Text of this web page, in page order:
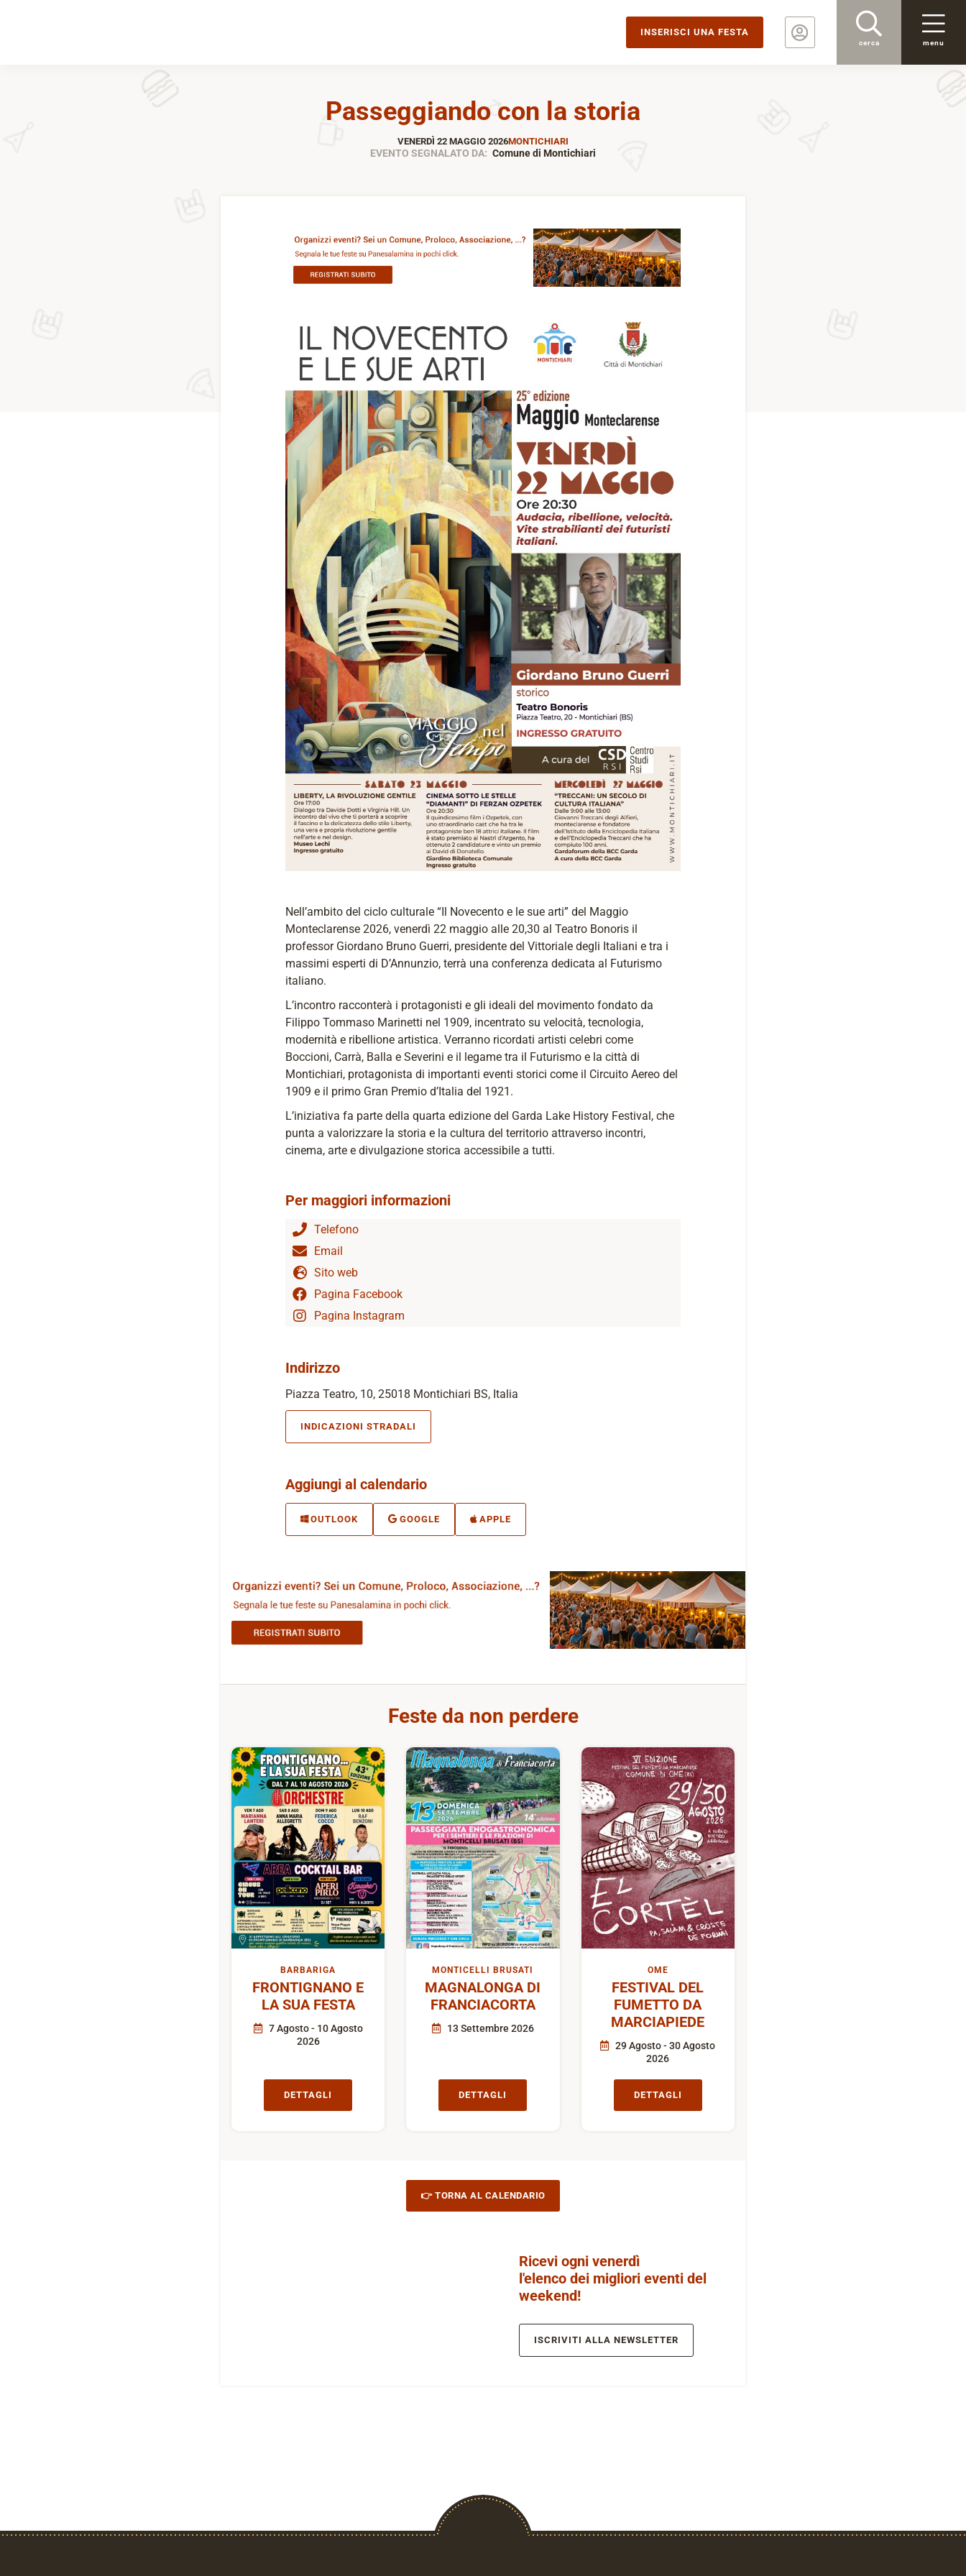
INSERISCI UNA FESTA
cerca menu
Passeggiando con la storia
VENERDÌ 22 MAGGIO 2026MONTICHIARI
EVENTO SEGNALATO DA: Comune di Montichiari
Nell’ambito del ciclo culturale “Il Novecento e le sue arti” del Maggio
Monteclarense 2026, venerdì 22 maggio alle 20,30 al Teatro Bonoris il
professor Giordano Bruno Guerri, presidente del Vittoriale degli Italiani e tra i
massimi esperti di D’Annunzio, terrà una conferenza dedicata al Futurismo
italiano.
L’incontro racconterà i protagonisti e gli ideali del movimento fondato da
Filippo Tommaso Marinetti nel 1909, incentrato su velocità, tecnologia,
modernità e ribellione artistica. Verranno ricordati artisti celebri come
Boccioni, Carrà, Balla e Severini e il legame tra il Futurismo e la città di
Montichiari, protagonista di importanti eventi storici come il Circuito Aereo del
1909 e il primo Gran Premio d’Italia del 1921.
L’iniziativa fa parte della quarta edizione del Garda Lake History Festival, che
punta a valorizzare la storia e la cultura del territorio attraverso incontri,
cinema, arte e divulgazione storica accessibile a tutti.
Per maggiori informazioni
Telefono
Email
Sito web
Pagina Facebook
Pagina Instagram
Indirizzo
Piazza Teatro, 10, 25018 Montichiari BS, Italia
INDICAZIONI STRADALI
Aggiungi al calendario
OUTLOOK GOOGLE APPLE
Feste da non perdere
BARBARIGA
FRONTIGNANO E
LA SUA FESTA
7 Agosto - 10 Agosto
2026
DETTAGLI
MONTICELLI BRUSATI
MAGNALONGA DI
FRANCIACORTA
13 Settembre 2026
DETTAGLI
OME
FESTIVAL DEL
FUMETTO DA
MARCIAPIEDE
29 Agosto - 30 Agosto
2026
DETTAGLI
👉 TORNA AL CALENDARIO
Ricevi ogni venerdì
l'elenco dei migliori eventi del
weekend!
ISCRIVITI ALLA NEWSLETTER